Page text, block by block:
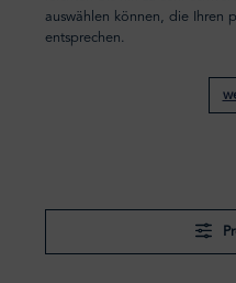
auswählen können, die Ihren
entsprechen.